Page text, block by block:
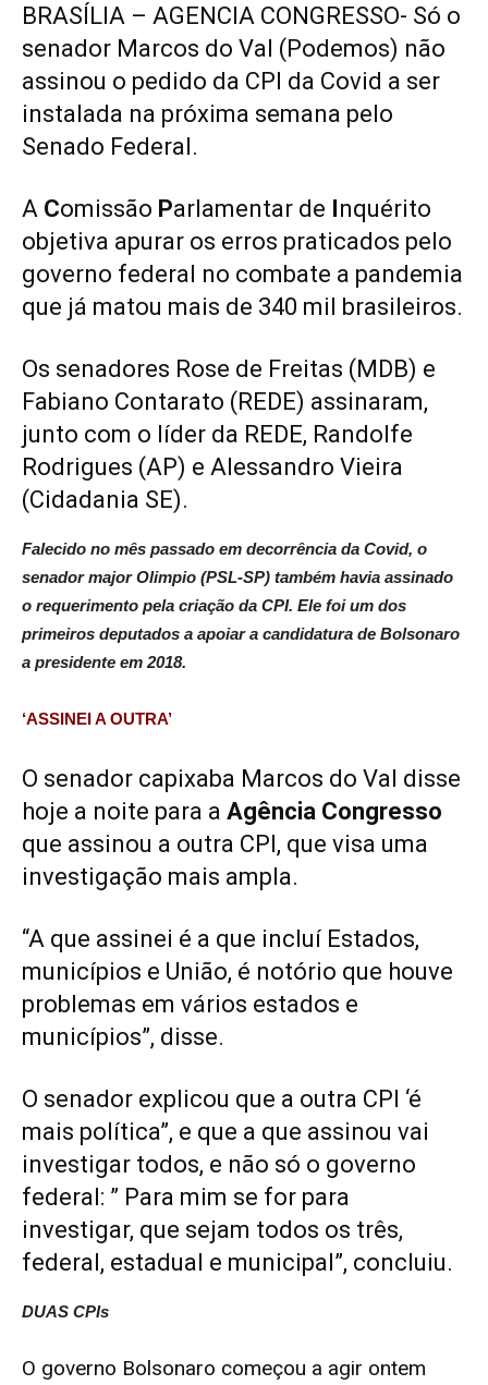
BRASÍLIA – AGENCIA CONGRESSO- Só o
senador Marcos do Val (Podemos) não
assinou o pedido da CPI da Covid a ser
instalada na próxima semana pelo
Senado Federal.
A Comissão Parlamentar de Inquérito
objetiva apurar os erros praticados pelo
governo federal no combate a pandemia
que já matou mais de 340 mil brasileiros.
Os senadores Rose de Freitas (MDB) e
Fabiano Contarato (REDE) assinaram,
junto com o líder da REDE, Randolfe
Rodrigues (AP) e Alessandro Vieira
(Cidadania SE).
Falecido no mês passado em decorrência da Covid, o
senador major Olimpio (PSL-SP) também havia assinado
o requerimento pela criação da CPI. Ele foi um dos
primeiros deputados a apoiar a candidatura de Bolsonaro
a presidente em 2018.
‘ASSINEI A OUTRA’
O senador capixaba Marcos do Val disse
hoje a noite para a Agência Congresso
que assinou a outra CPI, que visa uma
investigação mais ampla.
“A que assinei é a que incluí Estados,
municípios e União, é notório que houve
problemas em vários estados e
municípios”, disse.
O senador explicou que a outra CPI ‘é
mais política”, e que a que assinou vai
investigar todos, e não só o governo
federal: ” Para mim se for para
investigar, que sejam todos os três,
federal, estadual e municipal”, concluiu.
DUAS CPIs
O governo Bolsonaro começou a agir ontem